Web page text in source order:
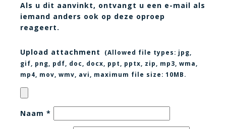
Als u dit aanvinkt, ontvangt u een e-mail als
iemand anders ook op deze oproep
reageert.
Upload attachment (Allowed file types: jpg,
gif, png, pdf, doc, docx, ppt, pptx, zip, mp3, wma,
mp4, mov, wmv, avi
, maximum file size: 10MB.
Naam *